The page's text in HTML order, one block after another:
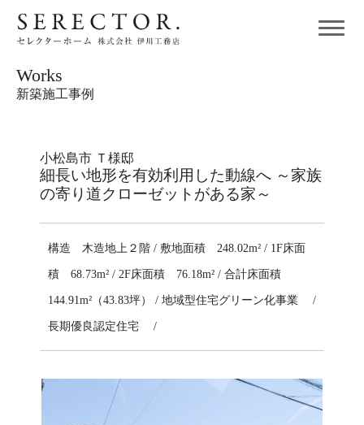
Works
新築施工事例
小松島市 Ｔ様邸
細長い地形を有効利用した動線へ ～家族
の寄り道クローゼットがある家～
構造 木造地上２階 / 敷地面積 248.02m² / 1F床面
積 68.73m² / 2F床面積 76.18m² / 合計床面積
144.91m²（43.83坪） / 地域型住宅グリーン化事業 /
長期優良認定住宅 /